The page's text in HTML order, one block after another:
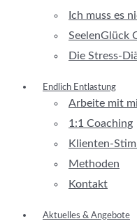
Ich muss es
SeelenGlück
Die Stress-
Endlich Entlastung
Arbeite mit
1:1 Coaching
Klienten-
Methoden
Kontakt
Aktuelles & Angebote